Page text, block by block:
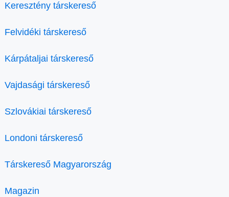
Keresztény társkereső
Felvidéki társkereső
Kárpátaljai társkereső
Vajdasági társkereső
Szlovákiai társkereső
Londoni társkereső
Társkereső Magyarország
Magazin